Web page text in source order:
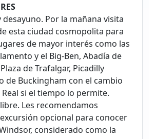
Por la mañana visita
esta ciudad cosmopolita para
de mayor interés como las
y el Big-Ben, Abadía de
de Trafalgar, Picadilly
de Buckingham con el cambio
si el tiempo lo permite.
Les recomendamos
opcional para conocer
considerado como la